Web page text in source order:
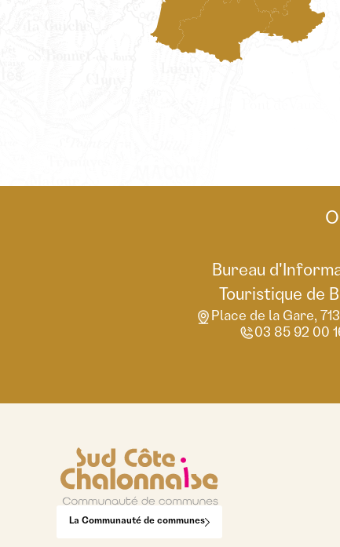
Bureau
Touristique de
Place de la Gare,
03 85 92 00
La Communauté de communes